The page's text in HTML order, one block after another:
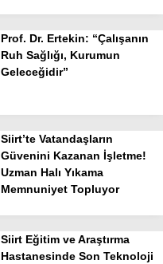
Prof. Dr. Ertekin: “Çalışanın
Ruh Sağlığı, Kurumun
Geleceğidir”
Siirt’te Vatandaşların
Güvenini Kazanan İşletme!
Uzman Halı Yıkama
Memnuniyet Topluyor
Siirt Eğitim ve Araştırma
Hastanesinde Son Teknoloji